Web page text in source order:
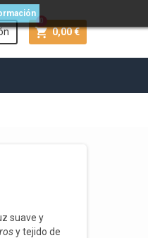
 0,00 €
0
suave y
y tejido de